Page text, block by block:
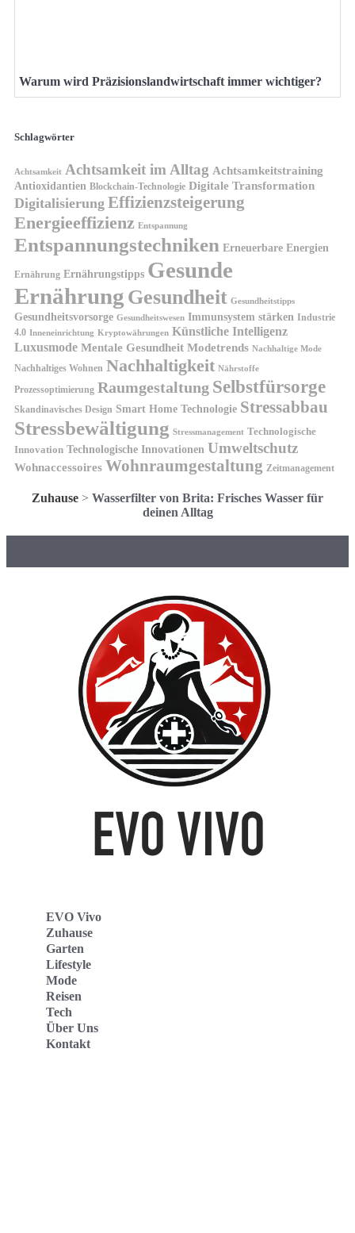
Warum wird Präzisionslandwirtschaft immer wichtiger?
Schlagwörter
Achtsamkeit Achtsamkeit im Alltag Achtsamkeitstraining
Antioxidantien Blockchain-Technologie Digitale Transformation
Digitalisierung Effizienzsteigerung
Energieeffizienz Entspannung
Entspannungstechniken Erneuerbare Energien
Ernährung Ernährungstipps Gesunde
Ernährung Gesundheit Gesundheitstipps
Gesundheitsvorsorge Gesundheitswesen Immunsystem stärken Industrie
4.0 Inneneinrichtung Kryptowährungen Künstliche Intelligenz
Luxusmode Mentale Gesundheit Modetrends Nachhaltige Mode
Nachhaltiges Wohnen Nachhaltigkeit Nährstoffe
Prozessoptimierung Raumgestaltung Selbstfürsorge
Skandinavisches Design Smart Home Technologie Stressabbau
Stressbewältigung Stressmanagement Technologische
Innovation Technologische Innovationen Umweltschutz
Wohnaccessoires Wohnraumgestaltung Zeitmanagement
Zuhause > Wasserfilter von Brita: Frisches Wasser für
deinen Alltag
EVO Vivo
Zuhause
Garten
Lifestyle
Mode
Reisen
Tech
Über Uns
Kontakt